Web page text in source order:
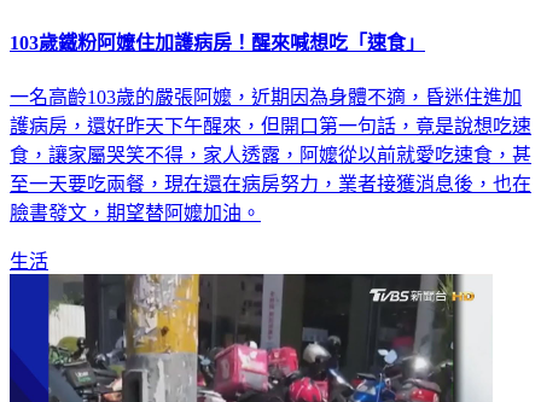
103歲鐵粉阿嬤住加護病房！醒來喊想吃「速食」
一名高齡103歲的嚴張阿嬤，近期因為身體不適，昏迷住進加
護病房，還好昨天下午醒來，但開口第一句話，竟是說想吃速
食，讓家屬哭笑不得，家人透露，阿嬤從以前就愛吃速食，甚
至一天要吃兩餐，現在還在病房努力，業者接獲消息後，也在
臉書發文，期望替阿嬤加油。
生活